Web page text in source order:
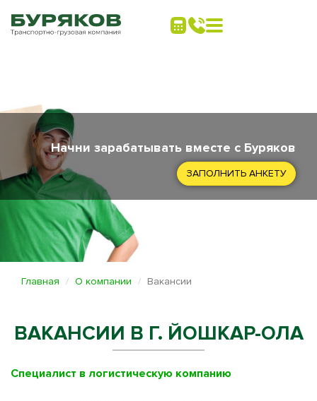
Начни зарабатывать вместе с Буряков
ЗАПОЛНИТЬ АНКЕТУ
Главная О компании Вакансии
ВАКАНСИИ В Г. ЙОШКАР-ОЛА
Специалист в логистическую компанию